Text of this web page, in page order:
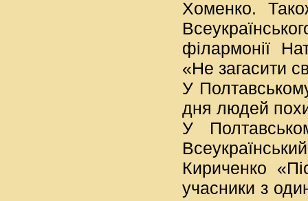
Хоменко.
філармонії
«Не загасити
У
дня людей
У
Кириченко
учасники з